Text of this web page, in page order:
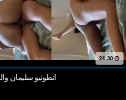
24:30
انطونيو سليمان